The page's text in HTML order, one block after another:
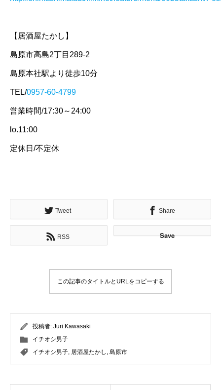
【居酒屋たかし】
島原市高島2丁目289-2
島原本社駅より徒歩10分
TEL/0957-60-4799
営業時間/17:30～24:00
lo.11:00
定休日/不定休
Tweet Share
RSS Save
この記事のタイトルとURLをコピーする
投稿者: Juri Kawasaki
イチオシ男子
イチオシ男子 居酒屋たかし 島原市